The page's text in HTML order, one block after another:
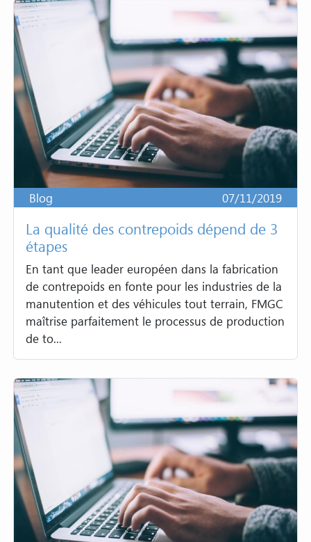
Blog 07/11/2019
La qualité des contrepoids dépend de 3
étapes
En tant que leader européen dans la fabrication
de contrepoids en fonte pour les industries de la
manutention et des véhicules tout terrain, FMGC
maîtrise parfaitement le processus de production
de to...